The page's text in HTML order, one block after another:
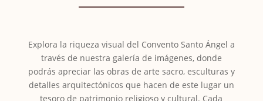
Explora la riqueza visual del Convento Santo Ángel a
través de nuestra galería de imágenes, donde
podrás apreciar las obras de arte sacro, esculturas y
detalles arquitectónicos que hacen de este lugar un
tesoro de patrimonio religioso y cultural. Cada